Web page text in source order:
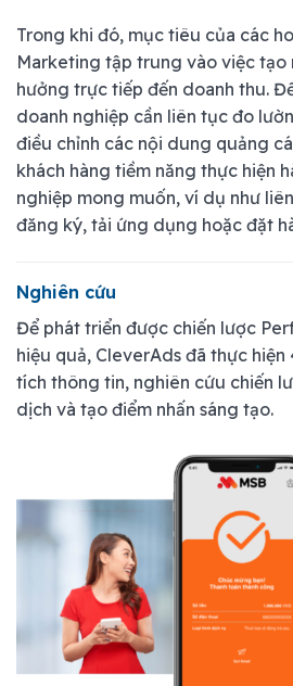
Trong khi đó, mục tiêu của các
Marketing tập trung vào việc tạo
hưởng trực tiếp đến doanh thu.
doanh nghiệp cần liên tục đo
điều chỉnh các nội dung quảng
khách hàng tiềm năng thực hiện
nghiệp mong muốn, ví dụ như
đăng ký, tải ứng dụng hoặc đặt
Nghiên cứu
Để phát triển được chiến lược
hiệu quả, CleverAds đã thực hiện
tích thông tin, nghiên cứu chiến
dịch và tạo điểm nhấn sáng tạo.